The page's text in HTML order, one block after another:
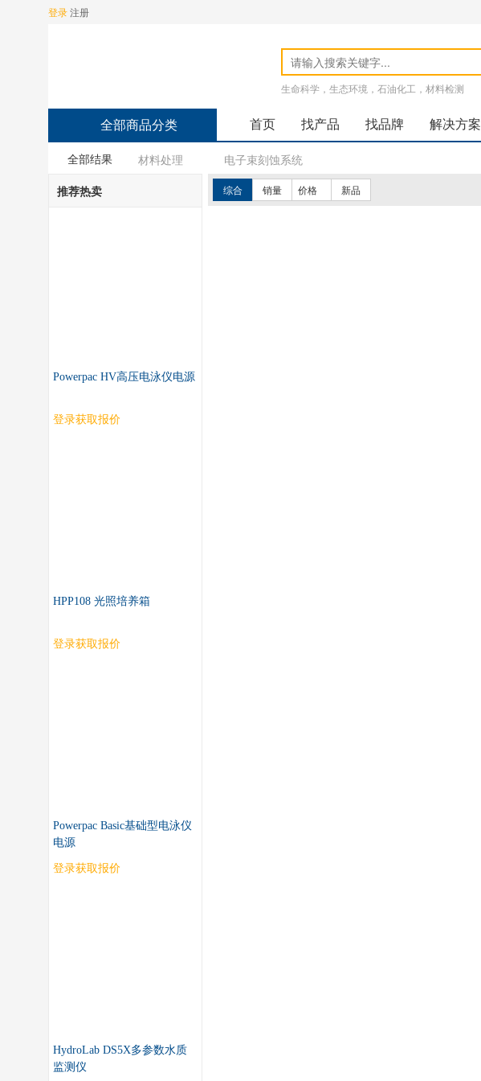
登录注册
生命科学，生态环境，石油化工，材料检测
全部商品分类 首页 找产品 找品牌 解决方案
全部结果 材料处理
电子束刻蚀系统
推荐热卖
Powerpac HV高压电泳仪电源
登录获取报价
HPP108 光照培养箱
登录获取报价
Powerpac Basic基础型电泳仪
电源
登录获取报价
HydroLab DS5X多参数水质
监测仪
综合 销量 价格 新品